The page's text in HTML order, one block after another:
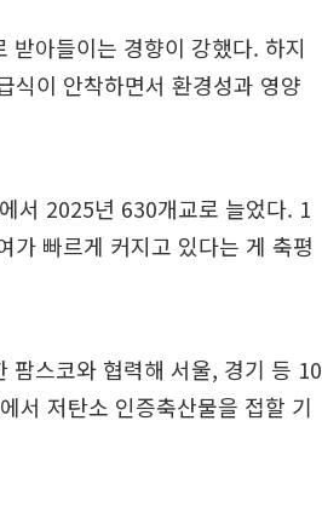
받아들이는 경향이 강했다. 하지
식이 안착하면서 환경성과 영양
서 2025년 630개교로 늘었다. 1
가 빠르게 커지고 있다는 게 축평
팜스코와 협력해 서울, 경기 등 10
서 저탄소 인증축산물을 접할 기